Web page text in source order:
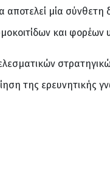
μία σύνθετη
και φορέων
της ερευνητικής